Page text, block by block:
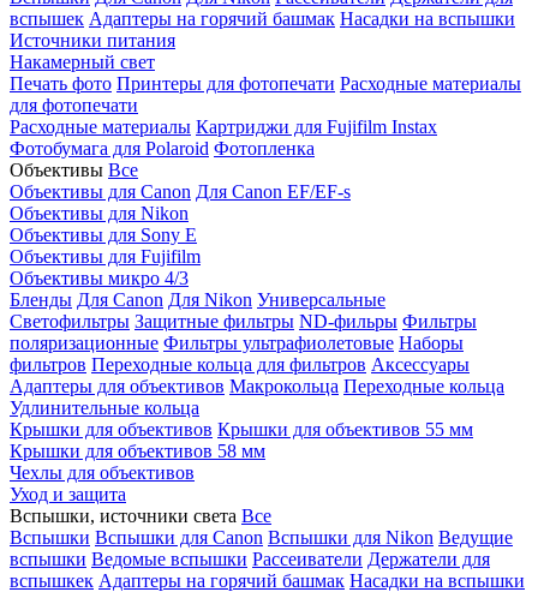
вспышек Адаптеры на горячий башмак Насадки на вспышки
Источники питания
Накамерный свет
Печать фото Принтеры для фотопечати Расходные материалы
для фотопечати
Расходные материалы Картриджи для Fujifilm Instax
Фотобумага для Polaroid Фотопленка
Объективы Все
Объективы для Canon Для Canon EF/EF-s
Объективы для Nikon
Объективы для Sony E
Объективы для Fujifilm
Объективы микро 4/3
Бленды Для Canon Для Nikon Универсальные
Светофильтры Защитные фильтры ND-фильры Фильтры
поляризационные Фильтры ультрафиолетовые Наборы
фильтров Переходные кольца для фильтров Аксессуары
Адаптеры для объективов Макрокольца Переходные кольца
Удлинительные кольца
Крышки для объективов Крышки для объективов 55 мм
Крышки для объективов 58 мм
Чехлы для объективов
Уход и защита
Вспышки, источники света Все
Вспышки Вспышки для Canon Вспышки для Nikon Ведущие
вспышки Ведомые вспышки Рассеиватели Держатели для
вспышкек Адаптеры на горячий башмак Насадки на вспышки